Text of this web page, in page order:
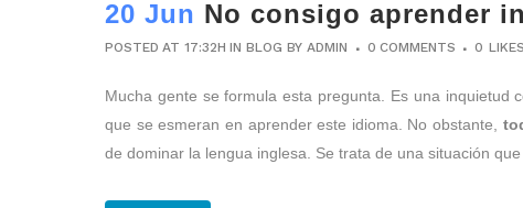
20 Jun No consigo aprender
POSTED AT 17:32H INBLOG BYADMIN 0 COMMENTS 0 LIKES
Mucha gente se formula esta pregunta. Es una
que se esmeran en aprender este idioma. No obstante,
de dominar la lengua inglesa. Se trata de una situación